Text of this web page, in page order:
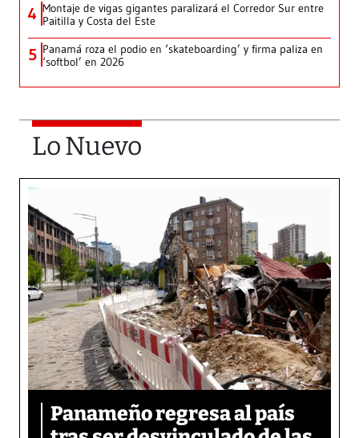
4 Montaje de vigas gigantes paralizará el Corredor Sur entre
Paitilla y Costa del Este
5 Panamá roza el podio en ‘skateboarding’ y firma paliza en
‘softbol’ en 2026
Lo Nuevo
Panameño regresa al país